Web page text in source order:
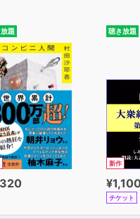
題 聴き放題
新作
チケット